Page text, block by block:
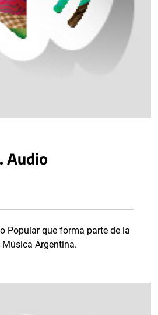
Audio
Popular que forma parte de la
Argentina.